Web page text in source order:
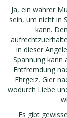
Ja, ein wahrer
sein, um nicht in
kann.
in dieser
Spannung kann
Entfremdung
Ehrgeiz, Gier
wodurch Liebe
Es gibt